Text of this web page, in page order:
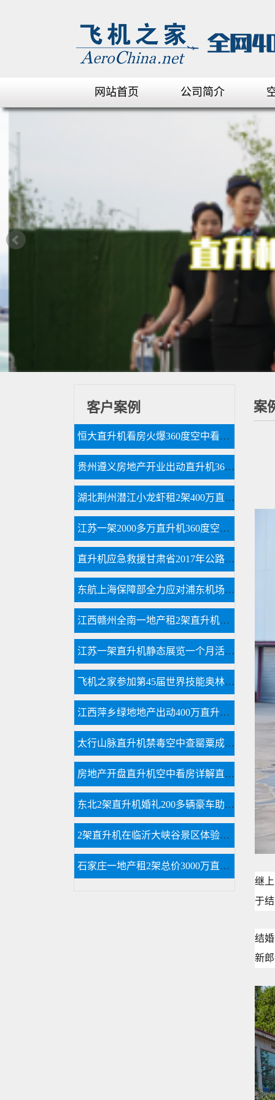
网站首页 公司简介
案
继
于
结
新
客户案例
恒大直升机看房火爆360度空中看房新体验
贵州遵义房地产开业出动直升机360度看房
湖北荆州潜江小龙虾租2架400万直升机完成1300多万营业额
江苏一架2000多万直升机360度空中看房
直升机应急救援甘肃省2017年公路交通地震应急开启
东航上海保障部全力应对浦东机场低云天气
江西赣州全南一地产租2架直升机空中看房
江苏一架直升机静态展览一个月活动如期举行
飞机之家参加第45届世界技能奥林匹克选拔赛
江西萍乡绿地地产出动400万直升机看房
太行山脉直升机禁毒空中查罂粟成新手段
房地产开盘直升机空中看房详解直升机租赁流程
东北2架直升机婚礼200多辆豪车助阵直升机接亲成时尚
2架直升机在临沂大峡谷景区体验飞行
石家庄一地产租2架总价3000万直升机空中看房